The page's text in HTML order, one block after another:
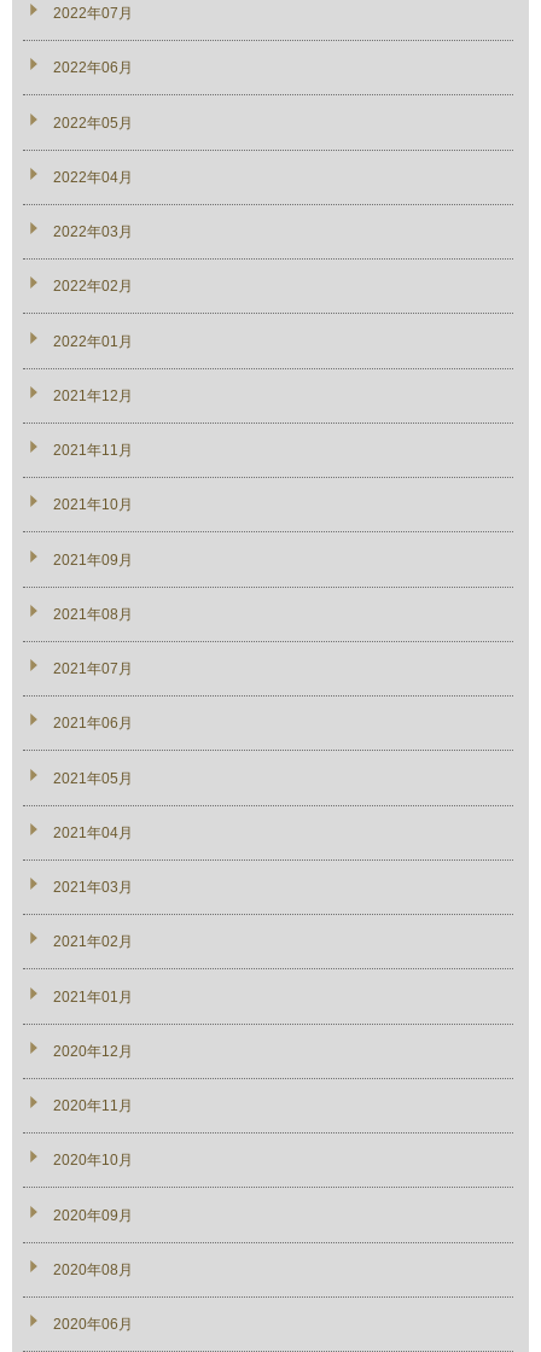
2022年07月
2022年06月
2022年05月
2022年04月
2022年03月
2022年02月
2022年01月
2021年12月
2021年11月
2021年10月
2021年09月
2021年08月
2021年07月
2021年06月
2021年05月
2021年04月
2021年03月
2021年02月
2021年01月
2020年12月
2020年11月
2020年10月
2020年09月
2020年08月
2020年06月